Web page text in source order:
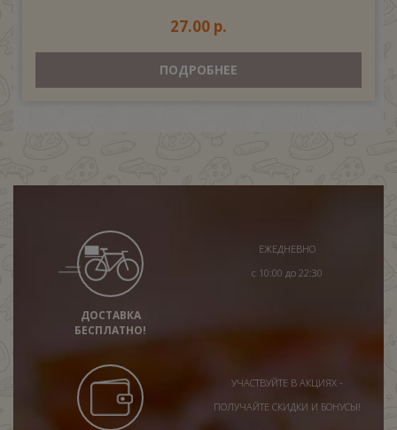
27.00 р.
ПОДРОБНЕЕ
ДОСТАВКА
БЕСПЛАТНО!
ЕЖЕДНЕВНО
с 10:00 до 22:30
УЧАСТВУЙТЕ В АКЦИЯХ -
ПОЛУЧАЙТЕ СКИДКИ И БОНУСЫ!